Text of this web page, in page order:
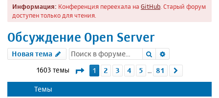
к
м
Информация: Конференция переехала на GitHub . Старый форум
доступен только для чтения.
Обсуждение Open Server
Новая тема Поиск
1603 темы Страница1 из 81
1 2 3 4 5 81
Темы